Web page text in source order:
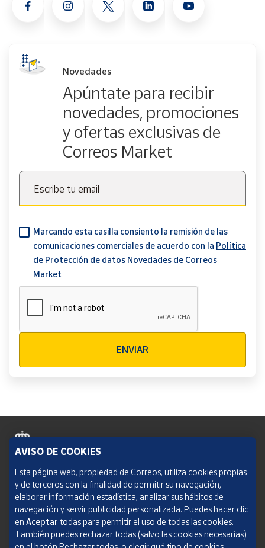
Novedades
Apúntate para recibir
novedades, promociones
y ofertas exclusivas de
Correos Market
Escribe tu email
Marcando esta casilla consiento la remisión de las
comunicaciones comerciales de acuerdo con la Política
de Protección de datos Novedades de Correos
Market
ENVIAR
Política de cookies
Aviso legal
Condiciones del servicio
Política de Privacidad Web
AVISO DE COOKIES
Esta página web, propiedad de Correos, utiliza cookies propias
y de terceros con la finalidad de permitir su navegación,
elaborar información estadística, analizar sus hábitos de
navegación y servir publicidad personalizada. Puedes hacer clic
en Aceptar todas para permitir el uso de todas las cookies.
También puedes rechazar todas (salvo las cookies necesarias)